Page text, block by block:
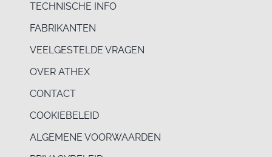
TECHNISCHE INFO
FABRIKANTEN
VEELGESTELDE VRAGEN
OVER ATHEX
CONTACT
COOKIEBELEID
ALGEMENE VOORWAARDEN